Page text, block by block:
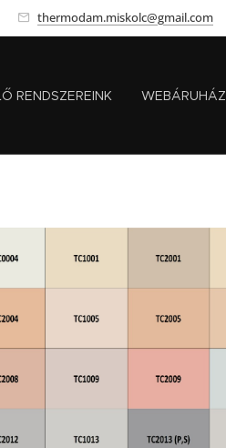
thermodam.miskolc@gmail.com
RENDSZEREINK WEBÁRUHÁZ